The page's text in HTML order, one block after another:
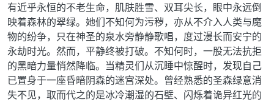
有近乎永恒的不老生命，肌肤胜雪、双耳尖长，眼中永远倒
映着森林的翠绿。她们不知何为污秽，亦从不介入人类与魔
物的纷争，只在神圣的泉水旁静静歌唱，度过漫长而安宁的
永劫时光。然而，平静终被打破。不知何时，一股无法抗拒
的黑暗力量悄然降临。当精灵们从沉睡中惊醒时，发现自己
已置身于一座昏暗阴森的迷宫深处。曾经熟悉的圣森绿意消
失不见，取而代之的是冰冷潮湿的石壁、闪烁着诡异红光的